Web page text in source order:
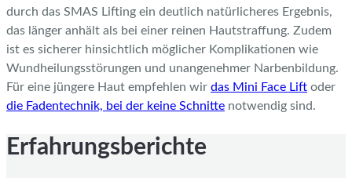
durch das SMAS Lifting ein deutlich natürlicheres Ergebnis,
das länger anhält als bei einer reinen Hautstraffung. Zudem
ist es sicherer hinsichtlich möglicher Komplikationen wie
Wundheilungsstörungen und unangenehmer Narbenbildung.
Für eine jüngere Haut empfehlen wir das Mini Face Lift oder
die Fadentechnik, bei der keine Schnitte notwendig sind.
Erfahrungsberichte